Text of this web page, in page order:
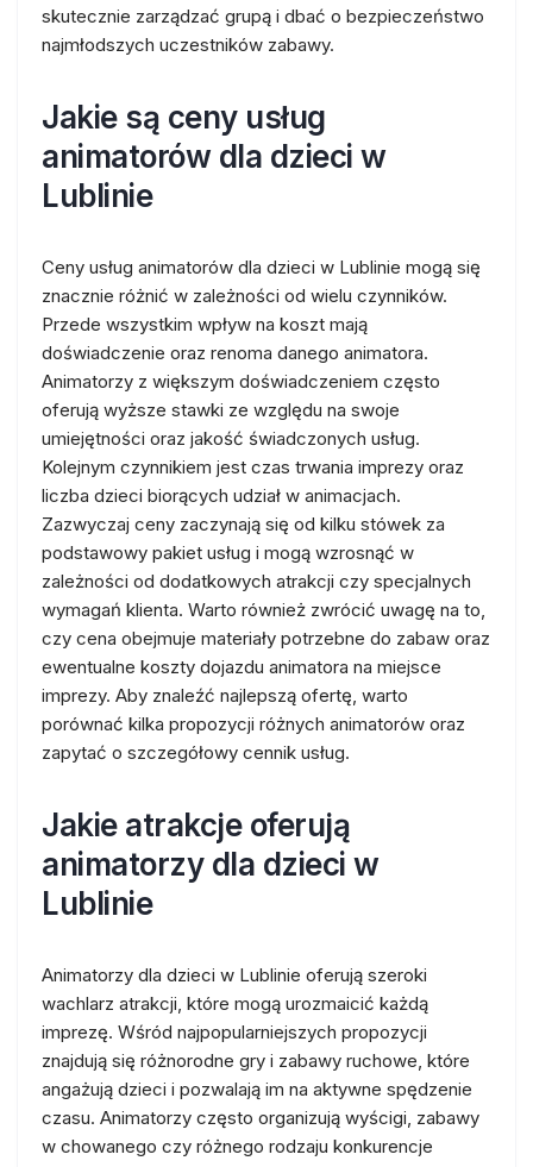
skutecznie zarządzać grupą i dbać o bezpieczeństwo
najmłodszych uczestników zabawy.
Jakie są ceny usług
animatorów dla dzieci w
Lublinie
Ceny usług animatorów dla dzieci w Lublinie mogą się
znacznie różnić w zależności od wielu czynników.
Przede wszystkim wpływ na koszt mają
doświadczenie oraz renoma danego animatora.
Animatorzy z większym doświadczeniem często
oferują wyższe stawki ze względu na swoje
umiejętności oraz jakość świadczonych usług.
Kolejnym czynnikiem jest czas trwania imprezy oraz
liczba dzieci biorących udział w animacjach.
Zazwyczaj ceny zaczynają się od kilku stówek za
podstawowy pakiet usług i mogą wzrosnąć w
zależności od dodatkowych atrakcji czy specjalnych
wymagań klienta. Warto również zwrócić uwagę na to,
czy cena obejmuje materiały potrzebne do zabaw oraz
ewentualne koszty dojazdu animatora na miejsce
imprezy. Aby znaleźć najlepszą ofertę, warto
porównać kilka propozycji różnych animatorów oraz
zapytać o szczegółowy cennik usług.
Jakie atrakcje oferują
animatorzy dla dzieci w
Lublinie
Animatorzy dla dzieci w Lublinie oferują szeroki
wachlarz atrakcji, które mogą urozmaicić każdą
imprezę. Wśród najpopularniejszych propozycji
znajdują się różnorodne gry i zabawy ruchowe, które
angażują dzieci i pozwalają im na aktywne spędzenie
czasu. Animatorzy często organizują wyścigi, zabawy
w chowanego czy różnego rodzaju konkurencje